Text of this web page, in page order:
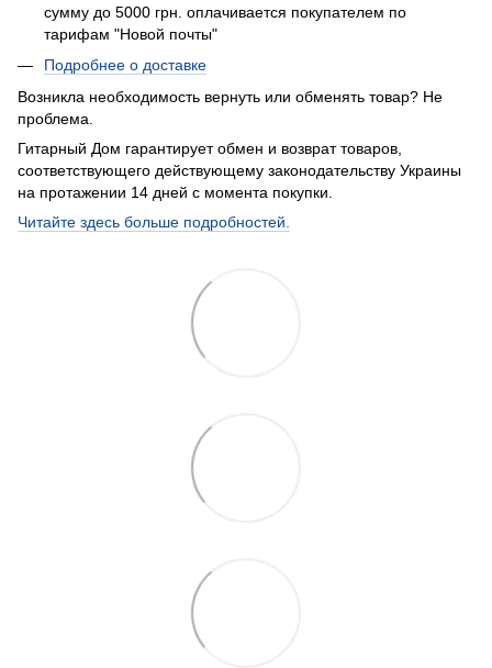
сумму до 5000 грн. оплачивается покупателем по
тарифам "Новой почты"
Подробнее о доставке
Возникла необходимость вернуть или обменять товар? Не
проблема.
Гитарный Дом гарантирует обмен и возврат товаров,
соответствующего действующему законодательству Украины
на протажении 14 дней с момента покупки.
Читайте здесь больше подробностей.